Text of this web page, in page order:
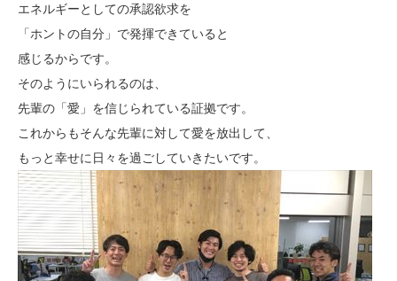
エネルギーとしての承認欲求を
「ホントの自分」で発揮できていると
感じるからです。
そのようにいられるのは、
先輩の「愛」を信じられている証拠です。
これからもそんな先輩に対して愛を放出して、
もっと幸せに日々を過ごしていきたいです。